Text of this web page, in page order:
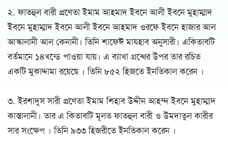
২. ফাতহুল বারী প্রণেতা ইমাম আহমাদ ইবনে আলী ইবনে মুহাম্মাদ
ইবনে মুহাম্মাদ ইবনে আলী ইবনে আহমাদ ওরফে ইবনে হাজার আল
আস্কালানী আল কেনানী। তিনি শাফেঈ মাযহাব অনুসারী। একিতাবটি
বর্তমানে ১৪খন্ডে পাওয়া যায়। এ ব্যাখা গ্রন্থের উপর তার রচিত
একটি মুকাদ্দামা রয়েছে । তিনি ৮৫২ হিজতে ইনতিকাল করেন ।
৩. ইরশাদুস সারী প্রণেতা ইমাম শিহাব উদ্দীন আহম্দ ইবনে মুহাম্মাদ
কাস্তালানী। তার এ কিতাবটি মূলত ফাতহুল বারী ও উমদাতুল কারীর
সার সংক্ষেপ । তিনি ৯৩৩ হিজরীতে ইনতিকাল করেন ।